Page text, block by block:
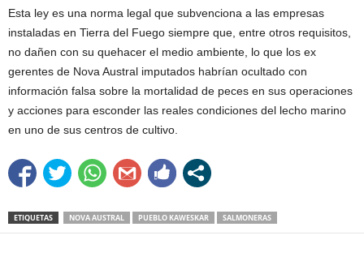
Esta ley es una norma legal que subvenciona a las empresas
instaladas en Tierra del Fuego siempre que, entre otros requisitos,
no dañen con su quehacer el medio ambiente, lo que los ex
gerentes de Nova Austral imputados habrían ocultado con
información falsa sobre la mortalidad de peces en sus operaciones
y acciones para esconder las reales condiciones del lecho marino
en uno de sus centros de cultivo.
ETIQUETAS NOVA AUSTRAL PUEBLO KAWESKAR SALMONERAS